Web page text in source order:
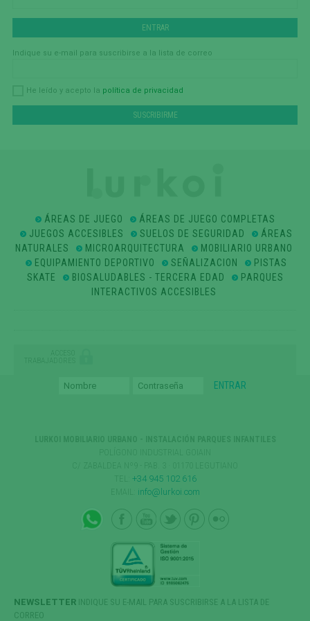
Indique su e-mail para suscribirse a la lista de correo
He leído y acepto la política de privacidad
ÁREAS DE JUEGO
ÁREAS DE JUEGO COMPLETAS
JUEGOS ACCESIBLES
SUELOS DE SEGURIDAD
ÁREAS
NATURALES
MICROARQUITECTURA
MOBILIARIO URBANO
EQUIPAMIENTO DEPORTIVO
SEÑALIZACION
PISTAS
SKATE
BIOSALUDABLES - TERCERA EDAD
PARQUES
INTERACTIVOS ACCESIBLES
ACCESO
TRABAJADORES
+34 945 102 616
info@lurkoi.com
NEWSLETTER INDIQUE SU E-MAIL PARA SUSCRIBIRSE A LA LISTA DE
CORREO